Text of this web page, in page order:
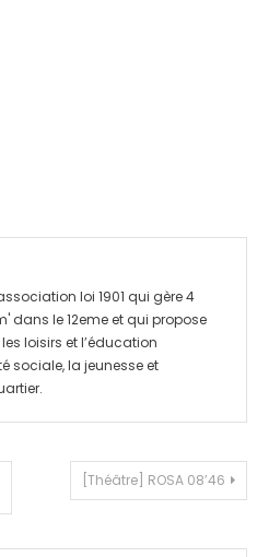
loi 1901 qui gère 4
dans le 12eme et qui propose
loisirs et l’éducation
sociale, la jeunesse et
[Théâtre] ROSA 08’46